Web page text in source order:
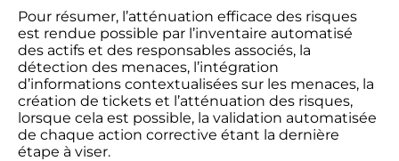
Pour résumer, l’atténuation efficace des risques
est rendue possible par l’inventaire automatisé
des actifs et des responsables associés, la
détection des menaces, l’intégration
d’informations contextualisées sur les menaces, la
création de tickets et l’atténuation des risques,
lorsque cela est possible, la validation automatisée
de chaque action corrective étant la dernière
étape à viser.